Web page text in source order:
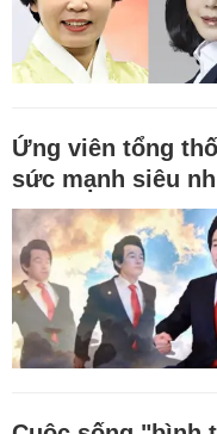
Ứng viên tổng
sức mạnh siêu